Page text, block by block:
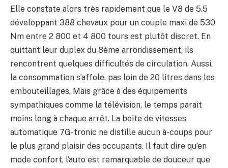
Elle constate alors très rapidement que le V8 de 5.5
développant 388 chevaux pour un couple maxi de 530
Nm entre 2 800 et 4 800 tours est plutôt discret. En
quittant leur duplex du 8ème arrondissement, ils
rencontrent quelques difficultés de circulation. Aussi,
la consommation s’affole, pas loin de 20 litres dans les
embouteillages. Mais grâce à des équipements
sympathiques comme la télévision, le temps parait
moins long à chaque arrêt. La boite de vitesses
automatique 7G-tronic ne distille aucun à-coups pour
le plus grand plaisir des occupants. Il faut dire qu’en
mode confort, l’auto est remarquable de douceur que